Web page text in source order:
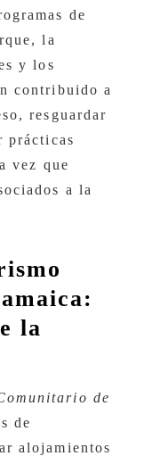
de
la
y los
contribuido a
resguardar
prácticas
vez que
a la
la
de
de
alojamientos